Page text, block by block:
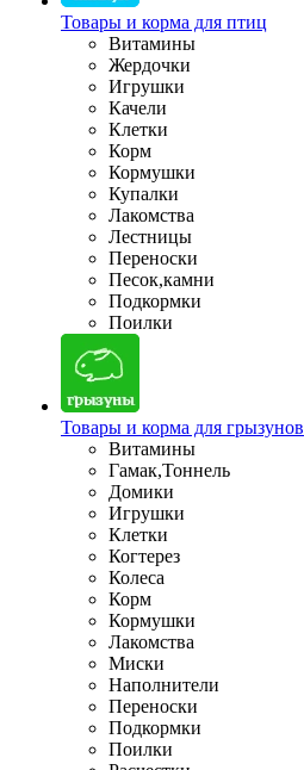
Товары и корма для птиц
Витамины
Жердочки
Игрушки
Качели
Клетки
Корм
Кормушки
Купалки
Лакомства
Лестницы
Переноски
Песок,камни
Подкормки
Поилки
Товары и корма для грызунов
Витамины
Гамак,Тоннель
Домики
Игрушки
Клетки
Когтерез
Колеса
Корм
Кормушки
Лакомства
Миски
Наполнители
Переноски
Подкормки
Поилки